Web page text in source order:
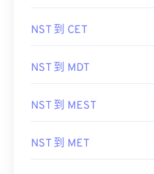
NST 到 CET
NST 到 MDT
NST 到 MEST
NST 到 MET